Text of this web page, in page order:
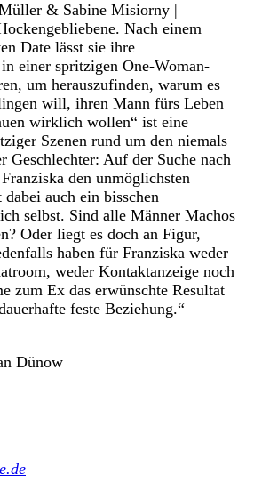
& Sabine Misiorny |
Nach einem
Date lässt sie ihre
einer spritzigen One-Woman-
um herauszufinden, warum es
will, ihren Mann fürs Leben
wirklich wollen“ ist eine
Szenen rund um den niemals
Geschlechter: Auf der Suche nach
den unmöglichsten
auch ein bisschen
selbst. Sind alle Männer Machos
Oder liegt es doch an Figur,
haben für Franziska weder
weder Kontaktanzeige noch
zum Ex das erwünschte Resultat
feste Beziehung.“
Dünow